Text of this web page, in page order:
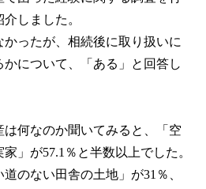
しました。
ったが、相続後に取り扱いに
について、「ある」と回答し
何なのか聞いてみると、「空
」が57.1％と半数以上でした。
のない田舎の土地」が31％、